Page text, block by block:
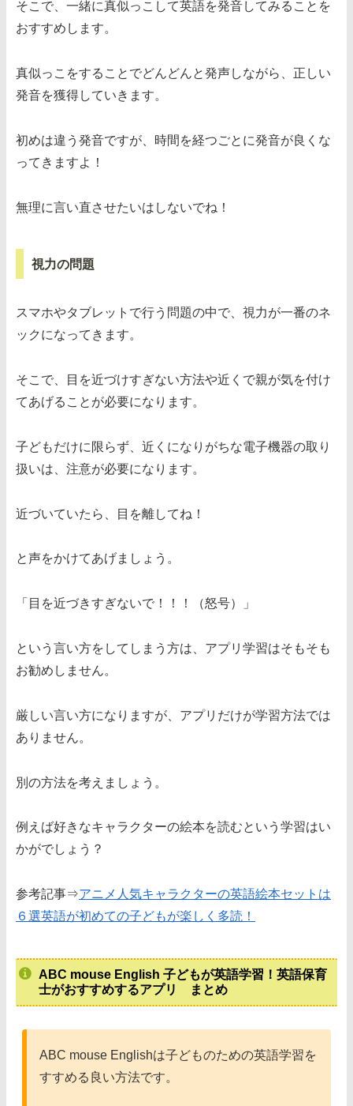
そこで、一緒に真似っこして英語を発音してみることを
おすすめします。
真似っこをすることでどんどんと発声しながら、正しい
発音を獲得していきます。
初めは違う発音ですが、時間を経つごとに発音が良くな
ってきますよ！
無理に言い直させたいはしないでね！
視力の問題
スマホやタブレットで行う問題の中で、視力が一番のネ
ックになってきます。
そこで、目を近づけすぎない方法や近くで親が気を付け
てあげることが必要になります。
子どもだけに限らず、近くになりがちな電子機器の取り
扱いは、注意が必要になります。
近づいていたら、目を離してね！
と声をかけてあげましょう。
「目を近づきすぎないで！！！（怒号）」
という言い方をしてしまう方は、アプリ学習はそもそも
お勧めしません。
厳しい言い方になりますが、アプリだけが学習方法では
ありません。
別の方法を考えましょう。
例えば好きなキャラクターの絵本を読むという学習はい
かがでしょう？
参考記事⇒アニメ人気キャラクターの英語絵本セットは
６選英語が初めての子どもが楽しく多読！
ABC mouse English 子どもが英語学習！英語保育
士がおすすめするアプリ まとめ
ABC mouse Englishは子どものための英語学習を
すすめる良い方法です。